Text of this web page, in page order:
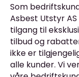
Som
Asbest Utstyr
tilgang til
tilbud og
ikke er
alle kunder. Vi